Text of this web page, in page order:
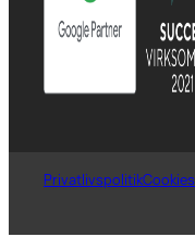
PrivatlivspolitikCookies